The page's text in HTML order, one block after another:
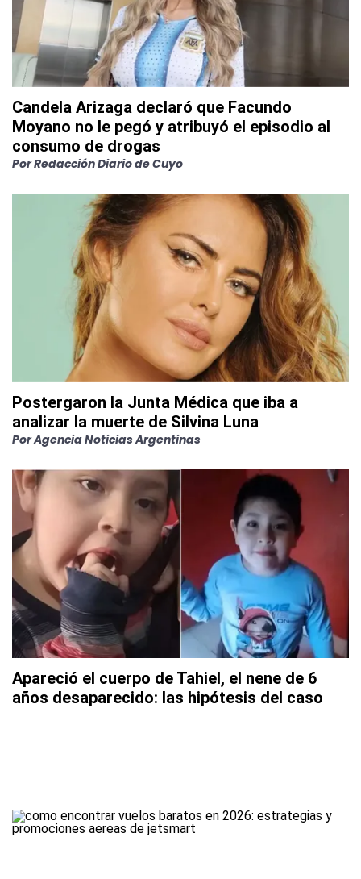
Candela Arizaga declaró que Facundo
Moyano no le pegó y atribuyó el episodio al
consumo de drogas
PorRedacción Diario de Cuyo
Postergaron la Junta Médica que iba a
analizar la muerte de Silvina Luna
PorAgencia Noticias Argentinas
Apareció el cuerpo de Tahiel, el nene de 6
años desaparecido: las hipótesis del caso